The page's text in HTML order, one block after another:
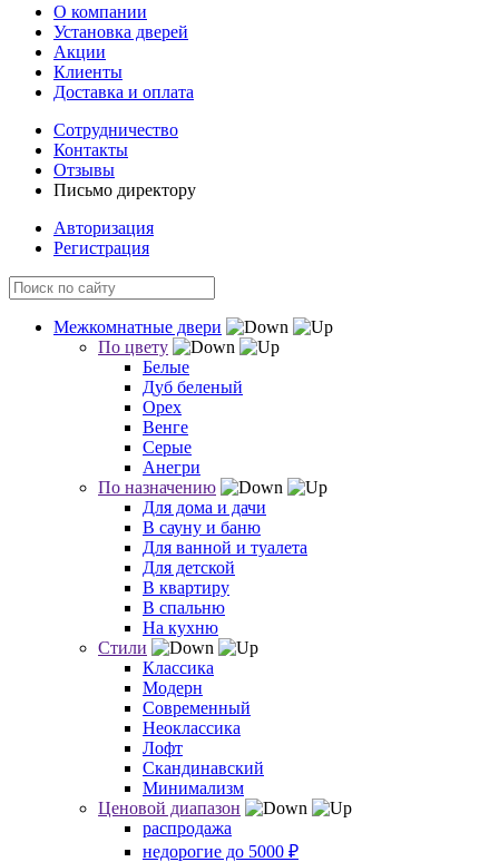
О компании
Установка дверей
Акции
Клиенты
Доставка и оплата
Сотрудничество
Контакты
Отзывы
Письмо директору
Авторизация
Регистрация
Межкомнатные двери
По цвету
Белые
Дуб беленый
Орех
Венге
Серые
Анегри
По назначению
Для дома и дачи
В сауну и баню
Для ванной и туалета
Для детской
В квартиру
В спальню
На кухню
Стили
Классика
Модерн
Современный
Неоклассика
Лофт
Скандинавский
Минимализм
Ценовой диапазон
распродажа
недорогие до 5000 ₽